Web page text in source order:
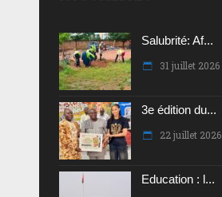
Salubrité: Af...
31 juillet 2026
3e édition du...
22 juillet 2026
Education : l...